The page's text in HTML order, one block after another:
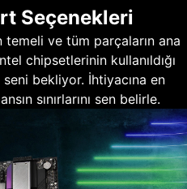
Seçenekleri
temeli ve tüm parçaların ana
chipsetlerinin kullanıldığı
bekliyor. İhtiyacına en
sınırlarını sen belirle.